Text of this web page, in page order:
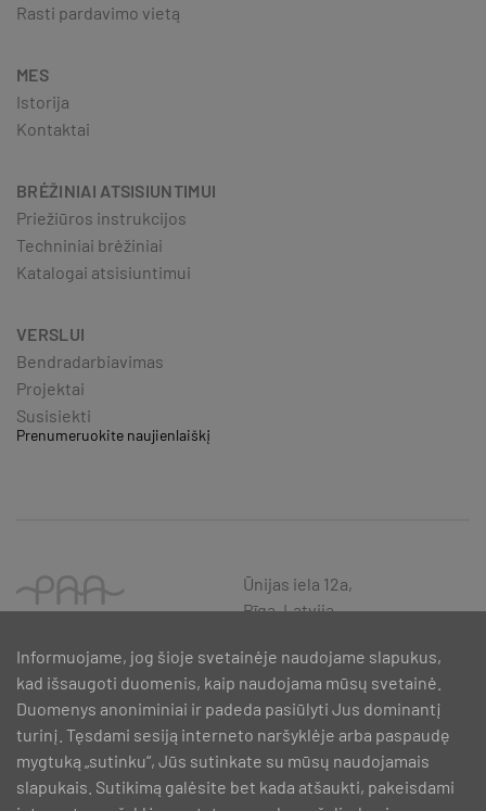
Rasti pardavimo vietą
MES
Istorija
Kontaktai
BRĖŽINIAI ATSISIUNTIMUI
Priežiūros instrukcijos
Techniniai brėžiniai
Katalogai atsisiuntimui
VERSLUI
Bendradarbiavimas
Projektai
Susisiekti
Prenumeruokite naujienlaiškį
Ūnijas iela 12a,
Rīga, Latvija
Informuojame, jog šioje svetainėje naudojame slapukus,
kad išsaugoti duomenis, kaip naudojama mūsų svetainė.
Duomenys anoniminiai ir padeda pasiūlyti Jus dominantį
turinį. Tęsdami sesiją interneto naršyklėje arba paspaudę
mygtuką „sutinku“, Jūs sutinkate su mūsų naudojamais
slapukais. Sutikimą galėsite bet kada atšaukti, pakeisdami